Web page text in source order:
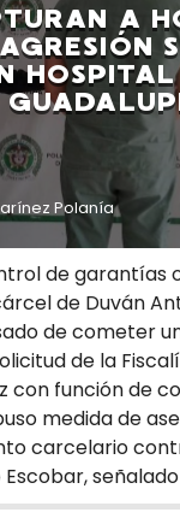
A
Polanía
de garantías
de Duván
de cometer
de la
con función de
medida de
carcelario
Escobar,